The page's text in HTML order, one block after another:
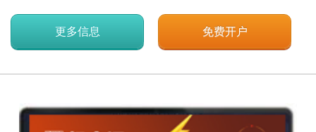
更多信息 免费开户